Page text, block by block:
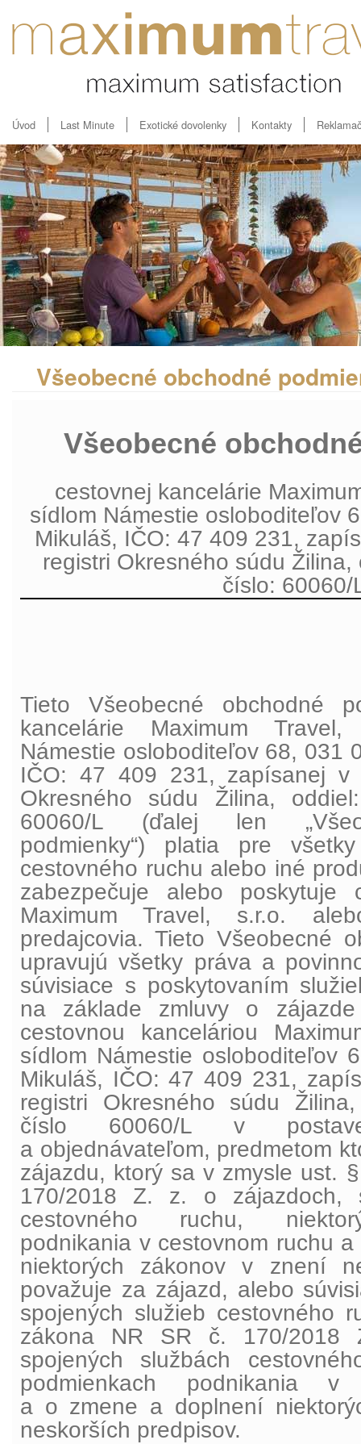
Úvod Last Minute Exotické dovolenky Kontakty
Všeobecné obchodné
Všeobecné
cestovnej kancelárie
sídlom Námestie osloboditeľov
Mikuláš, IČO: 47 409 231,
registri Okresného súdu
číslo: 60060/
Tieto Všeobecné obchodné
kancelárie Maximum
Námestie osloboditeľov 68, 031
IČO: 47 409 231, zapísanej v
Okresného súdu Žilina,
60060/L (ďalej len
podmienky“) platia pre
cestovného ruchu alebo iné
zabezpečuje alebo poskytuje
Maximum Travel, s.r.o.
predajcovia. Tieto Všeobecné
upravujú všetky práva a
súvisiace s poskytovaním
na základe zmluvy o
cestovnou kanceláriou
sídlom Námestie osloboditeľov
Mikuláš, IČO: 47 409 231,
registri Okresného súdu
číslo 60060/L v
a objednávateľom, predmetom
zájazdu, ktorý sa v zmysle ust.
170/2018 Z. z. o zájazdoch,
cestovného ruchu,
podnikania v cestovnom ruchu
niektorých zákonov v znení
považuje za zájazd, alebo
spojených služieb cestovného
zákona NR SR č. 170/2018
spojených službách
podmienkach podnikania v
a o zmene a doplnení
neskorších predpisov.